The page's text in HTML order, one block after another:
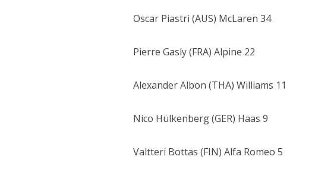
Oscar Piastri (AUS) McLaren 34
Pierre Gasly (FRA) Alpine 22
Alexander Albon (THA) Williams 11
Nico Hülkenberg (GER) Haas 9
Valtteri Bottas (FIN) Alfa Romeo 5